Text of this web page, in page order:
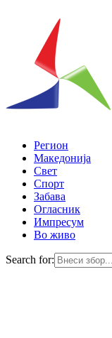
Регион
Македонија
Свет
Спорт
Забава
Огласник
Импресум
Во живо
Search for: